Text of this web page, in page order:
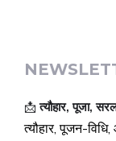
📩त्यौहार, पूजा,
त्यौहार, पूजन-